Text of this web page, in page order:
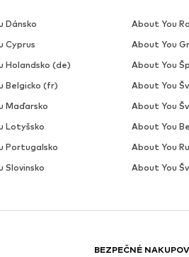
BEZPEČNÉ
Dánsko
About You
Cyprus
About You
Holandsko (de)
About You
Belgicko (fr)
About You
Maďarsko
About You
Lotyšsko
About You
Portugalsko
About You
Slovinsko About You